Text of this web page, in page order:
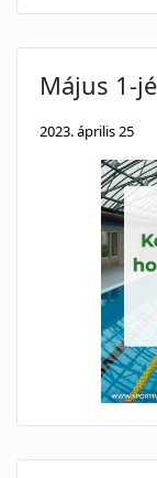
Május 1-
2023. április 25